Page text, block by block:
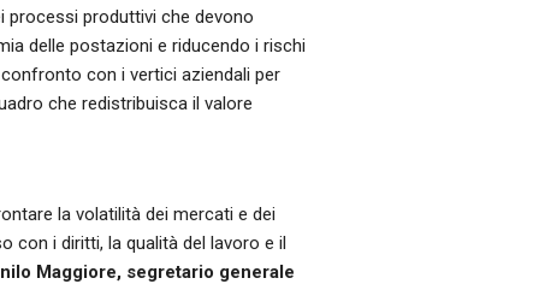
processi produttivi che devono
delle postazioni e riducendo i rischi
con i vertici aziendali per
che redistribuisca il valore
la volatilità dei mercati e dei
con i diritti, la qualità del lavoro e il
Maggiore, segretario generale